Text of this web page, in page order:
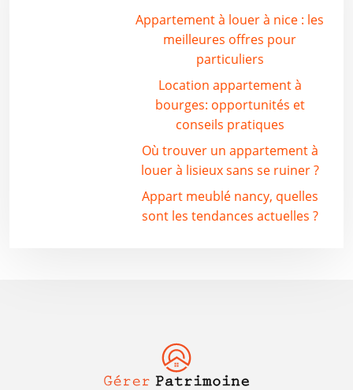
Appartement à louer à nice : les
meilleures offres pour
particuliers
Location appartement à
bourges: opportunités et
conseils pratiques
Où trouver un appartement à
louer à lisieux sans se ruiner ?
Appart meublé nancy, quelles
sont les tendances actuelles ?